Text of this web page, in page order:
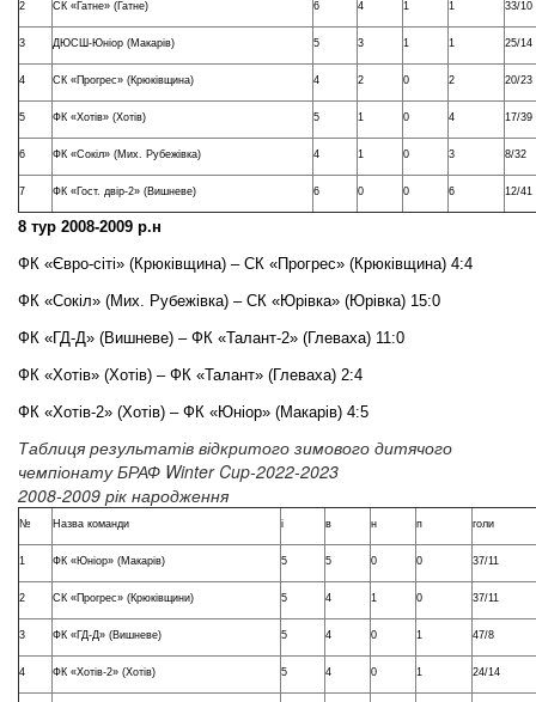
2 СК «Гатне» (Гатне) 6 4 1 1 33/10
3 ДЮСШ-Юніор (Макарів) 5 3 1 1 25/14
4 СК «Прогрес» (Крюківщина) 4 2 0 2 20/23
5 ФК «Хотів» (Хотів) 5 1 0 4 17/39
6 ФК «Сокіл» (Мих. Рубежівка) 4 1 0 3 8/32
7 ФК «Гост. двір-2» (Вишневе) 6 0 0 6 12/41
8 тур 2008-2009 р.н
ФК «Євро-сіті» (Крюківщина) – СК «Прогрес» (Крюківщина) 4:4
ФК «Сокіл» (Мих. Рубежівка) – СК «Юрівка» (Юрівка) 15:0
ФК «ГД-Д» (Вишневе) – ФК «Талант-2» (Глеваха) 11:0
ФК «Хотів» (Хотів) – ФК «Талант» (Глеваха) 2:4
ФК «Хотів-2» (Хотів) – ФК «Юніор» (Макарів) 4:5
Таблиця результатів відкритого зимового дитячого
чемпіонату БРАФ Winter Cup-2022-2023
2008-2009 рік народження
№ Назва команди і в н п голи
1 ФК «Юніор» (Макарів) 5 5 0 0 37/11
2 СК «Прогрес» (Крюківщини) 5 4 1 0 37/11
3 ФК «ГД-Д» (Вишневе) 5 4 0 1 47/8
4 ФК «Хотів-2» (Хотів) 5 4 0 1 24/14